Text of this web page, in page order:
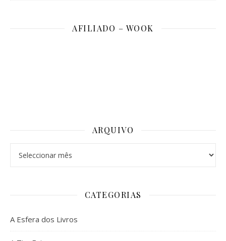
AFILIADO – WOOK
ARQUIVO
CATEGORIAS
A Esfera dos Livros